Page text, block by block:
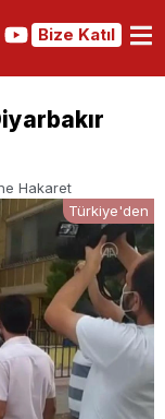
Bize Katıl
Hakaret
Türkiye'den